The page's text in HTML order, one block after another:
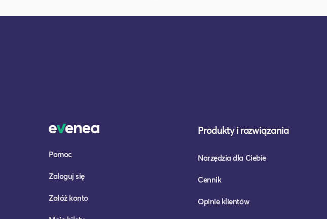
Pomoc
Zaloguj się
Załóż konto
Produkty i rozwiązania
Narzędzia dla Ciebie
Cennik
Opinie klientów